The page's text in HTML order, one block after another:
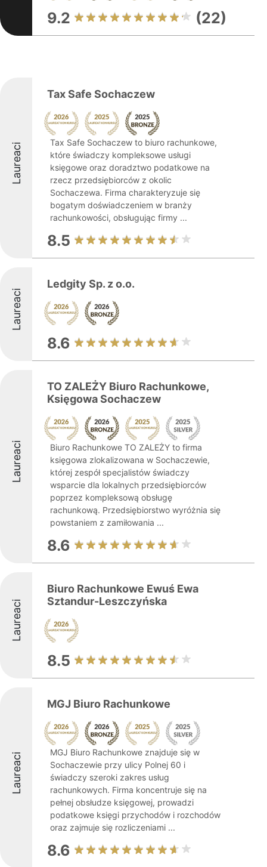
9.2 (22)
Laureaci
Tax Safe Sochaczew
Tax Safe Sochaczew to biuro rachunkowe,
które świadczy kompleksowe usługi
księgowe oraz doradztwo podatkowe na
rzecz przedsiębiorców z okolic
Sochaczewa. Firma charakteryzuje się
bogatym doświadczeniem w branży
rachunkowości, obsługując firmy ...
8.5
Laureaci
Ledgity Sp. z o.o.
8.6
Laureaci
TO ZALEŻY Biuro Rachunkowe,
Księgowa Sochaczew
Biuro Rachunkowe TO ZALEŻY to firma
księgowa zlokalizowana w Sochaczewie,
której zespół specjalistów świadczy
wsparcie dla lokalnych przedsiębiorców
poprzez kompleksową obsługę
rachunkową. Przedsiębiorstwo wyróżnia się
powstaniem z zamiłowania ...
8.6
Laureaci
Biuro Rachunkowe Ewuś Ewa
Sztandur-Leszczyńska
8.5
Laureaci
MGJ Biuro Rachunkowe
MGJ Biuro Rachunkowe znajduje się w
Sochaczewie przy ulicy Polnej 60 i
świadczy szeroki zakres usług
rachunkowych. Firma koncentruje się na
pełnej obsłudze księgowej, prowadzi
podatkowe księgi przychodów i rozchodów
oraz zajmuje się rozliczeniami ...
8.6